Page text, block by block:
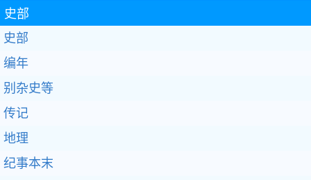
史部
史部
编年
别杂史等
传记
地理
纪事本末